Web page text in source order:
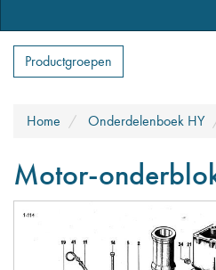
Productgroepen
Home Onderdelenboek HY
Motor-